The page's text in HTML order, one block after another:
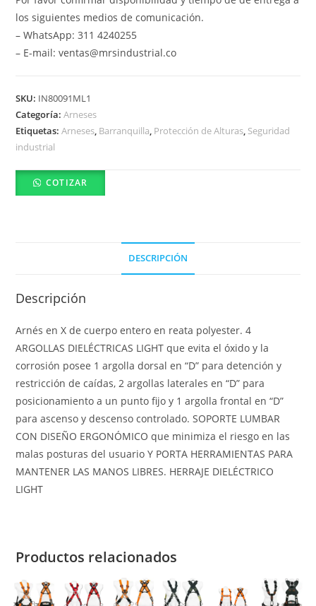
los siguientes medios de comunicación.
– WhatsApp: 311 4240255
– E-mail: ventas@mrsindustrial.co
SKU: IN80091ML1
Categoría:Arneses
Etiquetas:Arneses, Barranquilla, Protección de Alturas, Seguridad
industrial
COTIZAR
DESCRIPCIÓN
Descripción
Arnés en X de cuerpo entero en reata polyester. 4
ARGOLLAS DIELÉCTRICAS LIGHT que evita el óxido y la
corrosión posee 1 argolla dorsal en “D” para detención y
restricción de caídas, 2 argollas laterales en “D” para
posicionamiento a un punto fijo y 1 argolla frontal en “D”
para ascenso y descenso controlado. SOPORTE LUMBAR
CON DISEÑO ERGONÓMICO que minimiza el riesgo en las
malas posturas del usuario Y PORTA HERRAMIENTAS PARA
MANTENER LAS MANOS LIBRES. HERRAJE DIELÉCTRICO
LIGHT
Productos relacionados